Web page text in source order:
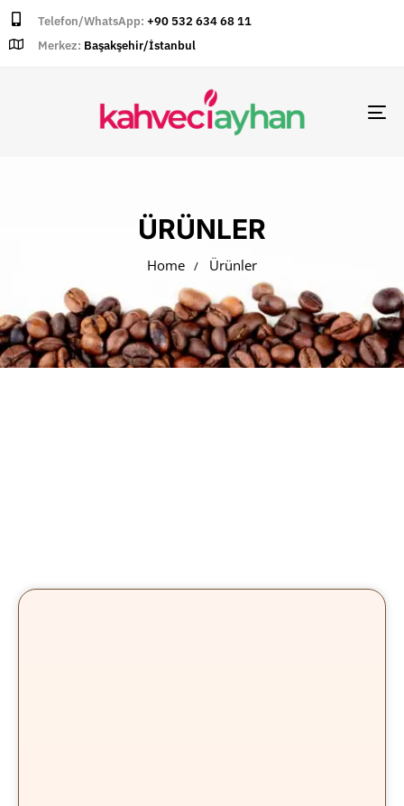
Telefon/WhatsApp: +90 532 634 68 11
Merkez: Başakşehir/İstanbul
ÜRÜNLER
Home Ürünler